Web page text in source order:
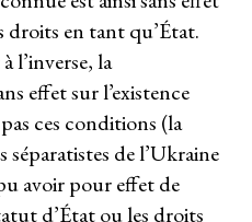
droits en tant qu’État.
l’inverse, la
effet sur l’existence
ces conditions (la
séparatistes de l’Ukraine
avoir pour effet de
d’État ou les droits